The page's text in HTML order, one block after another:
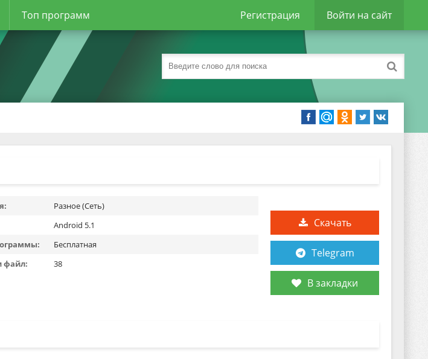
Топ программ Регистрация Войти на сайт
Скачать
Telegram
В закладки
Разное (Сеть)
Android 5.1
Бесплатная
файл:
38